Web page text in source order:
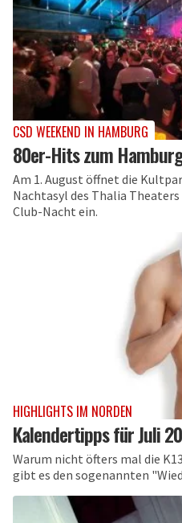
CSD WEEKEND IN HAMBURG
80er-Hits zum
Am 1. August öffnet die
Nachtasyl des Thalia
Club-Nacht ein.
HIGHLIGHTS IM NORDEN
Kalendertipps für Juli
Warum nicht öfters mal die
gibt es den sogenannten